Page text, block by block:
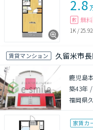
2.8
敷 無料
1K /
賃貸マンション 久留米市
鹿児島
築43年 /
福岡県
家賃カ